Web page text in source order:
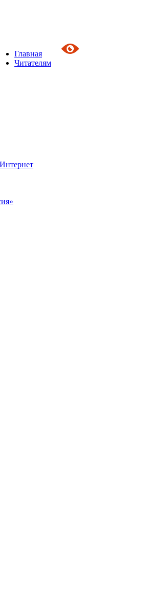
Главная
Читателям